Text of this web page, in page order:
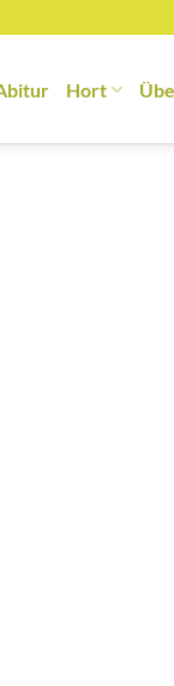
Hort